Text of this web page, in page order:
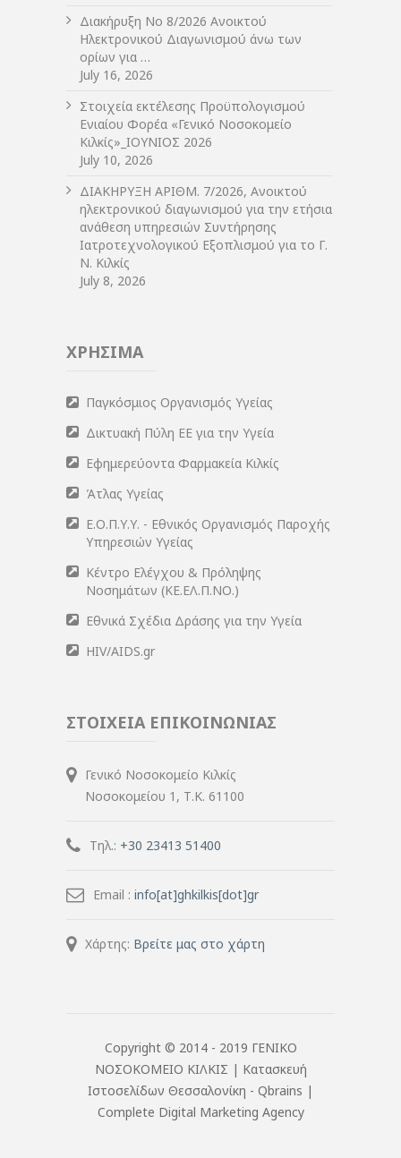
Διακήρυξη Νο 8/2026 Ανοικτού
Ηλεκτρονικού Διαγωνισμού άνω των
ορίων για …
July 16, 2026
Στοιχεία εκτέλεσης Προϋπολογισμού
Ενιαίου Φορέα «Γενικό Νοσοκομείο
Κιλκίς»_ΙΟΥΝΙΟΣ 2026
July 10, 2026
ΔIΑΚΗΡΥΞΗ ΑΡIΘΜ. 7/2026, Ανοικτού
ηλεκτρονικού διαγωνισμού για την ετήσια
ανάθεση υπηρεσιών Συντήρησης
Ιατροτεχνολογικού Εξοπλισμού για το Γ.
Ν. Κιλκίς
July 8, 2026
ΧΡΗΣΙΜΑ
Παγκόσμιος Οργανισμός Υγείας
Δικτυακή Πύλη ΕΕ για την Υγεία
Εφημερεύοντα Φαρμακεία Κιλκίς
Άτλας Υγείας
Ε.Ο.Π.Υ.Υ. - Εθνικός Οργανισμός Παροχής
Υπηρεσιών Υγείας
Κέντρο Ελέγχου & Πρόληψης
Νοσημάτων (ΚΕ.ΕΛ.Π.ΝΟ.)
Εθνικά Σχέδια Δράσης για την Υγεία
HIV/AIDS.gr
ΣΤΟΙΧΕΙΑ ΕΠΙΚΟΙΝΩΝΙΑΣ
Γενικό Νοσοκομείο Κιλκίς
Νοσοκομείου 1, Τ.Κ. 61100
Τηλ.: +30 23413 51400
Email : info[at]ghkilkis[dot]gr
Χάρτης: Βρείτε μας στο χάρτη
Copyright © 2014 - 2019 ΓΕΝΙΚΟ
ΝΟΣΟΚΟΜΕΙΟ ΚΙΛΚΙΣ | Κατασκευή
Ιστοσελίδων Θεσσαλονίκη - Qbrains |
Complete Digital Marketing Agency